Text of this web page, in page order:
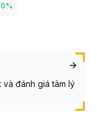
%
và đánh giá tâm lý